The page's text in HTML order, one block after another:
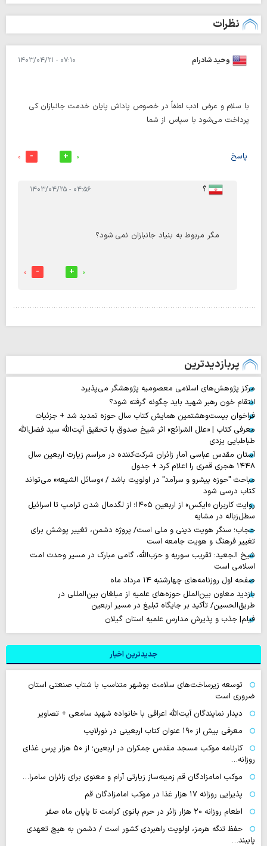
نظرات
وحید شادرام ۰۷:۱۰ - ۱۴۰۳/۰۴/۲۱
با سلام و عرض ادب لطفاً در خصوص پاداش پایان خدمت جانبازان کی
پرداخت می‌شود با سپاس از شما
پاسخ 0
0
؟ ۰۴:۵۶ - ۱۴۰۳/۰۴/۲۵
مگر مربوط به بنیاد جانبازان نمی شود؟
0
0
پربازدیدترین
مرکز پژوهش‌های اسلامی معصومیه پژوهشگر می‌پذیرد
انتقام خون رهبر شهید باید چگونه گرفته شود؟
فراخوان بیست‌وهشتمین همایش کتاب سال حوزه تمدید شد + جزئیات
معرفی کتاب | «علل الشرائع» اثر شیخ صدوق با تحقیق آیت‌الله سید فضل‌الله
طباطبایی یزدی
آستان مقدس عباسی آمار زائران شرکت‌کننده در مراسم زیارت اربعین سال
۱۴۴۸ هجری قمری را اعلام کرد + جدول
مباحث "حوزه پیشرو و سرآمد" در اولویت باشد / «وسائل الشیعه» می‌تواند
کتاب درسی شود
روایت‌ کاربران «ایکس» از اربعین ۱۴۰۵؛ از لگدمال شدن ترامپ تا اسرائیل
سطل‌زباله‌ در مشایه
حجاب؛ سنگر هویت دینی و ملی است/ پروژه دشمن، تغییر پوشش برای
تغییر فرهنگ و هویت جامعه است
شیخ الجعید: تقریب سوریه و حزب‌الله، گامی مبارک در مسیر وحدت امت
اسلامی است
صفحه اول روزنامه‌های چهارشنبه ۱۴ مرداد ماه
بازدید معاون بین‌الملل حوزه‌های علمیه از مبلغان بین‌المللی در
طریق‌الحسین/ تأکید بر جایگاه تبلیغ در مسیر اربعین
فیلم| جذب و پذیرش مدارس علمیه استان گیلان
جدیدترین اخبار
توسعه زیرساخت‌های سلامت بوشهر متناسب با شتاب صنعتی استان
ضروری است
دیدار نمایندگان آیت‌الله اعرافی با خانواده شهید سامعی + تصاویر
معرفی بیش از ۱۹۰ عنوان کتاب اربعینی در نورلایب
کارنامه موکب مسجد مقدس جمکران در اربعین؛ از ۵۰ هزار پرس غذای
روزانه…
موکب امامزادگان قم زمینه‌ساز زیارتی آرام و معنوی برای زائران سامرا…
پذیرایی روزانه ۱۷ هزار غذا در موکب امامزادگان قم
اطعام روزانه ۲۰ هزار زائر در حرم بانوی کرامت تا پایان ماه صفر
حفظ تنگه هرمز، اولویت راهبردی کشور است / دشمن به هیچ تعهدی
پایبند…